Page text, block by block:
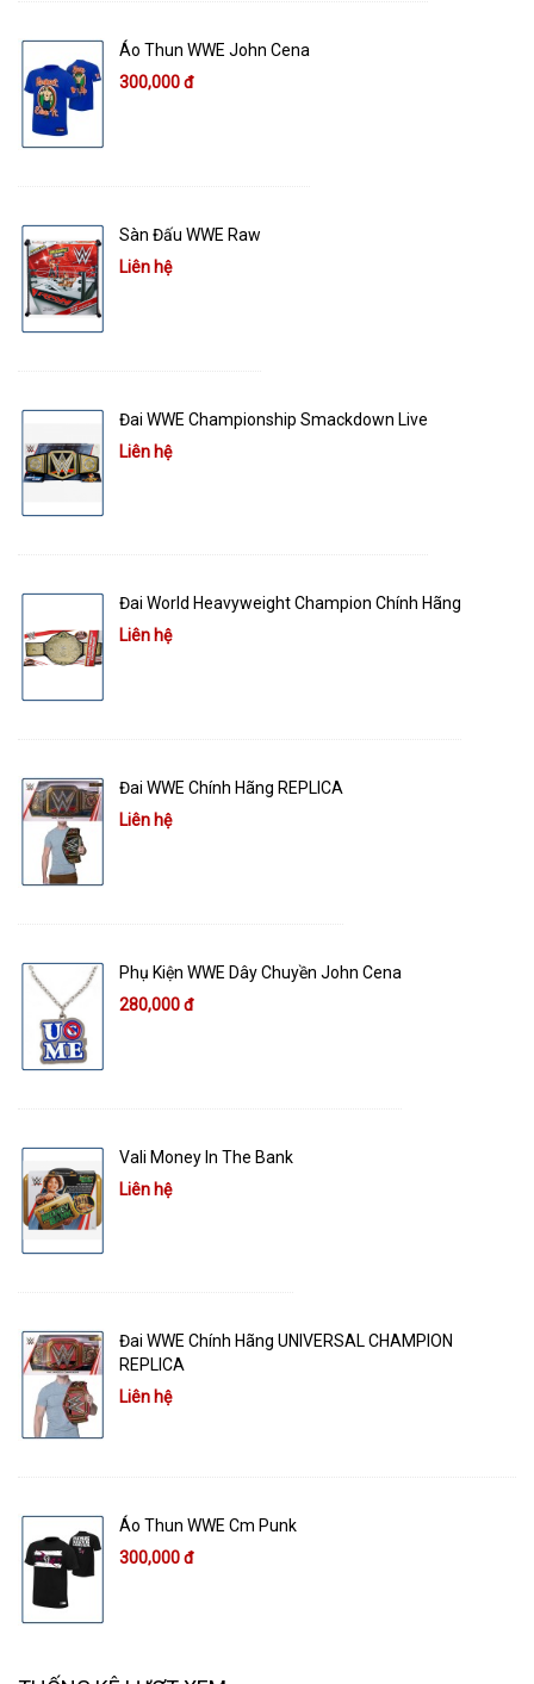
Áo Thun WWE John Cena
300,000 đ
Sàn Đấu WWE Raw
Liên hệ
Đai WWE Championship Smackdown Live
Liên hệ
Đai World Heavyweight Champion Chính Hãng
Liên hệ
Đai WWE Chính Hãng REPLICA
Liên hệ
Phụ Kiện WWE Dây Chuyền John Cena
280,000 đ
Vali Money In The Bank
Liên hệ
Đai WWE Chính Hãng UNIVERSAL CHAMPION
REPLICA
Liên hệ
Áo Thun WWE Cm Punk
300,000 đ